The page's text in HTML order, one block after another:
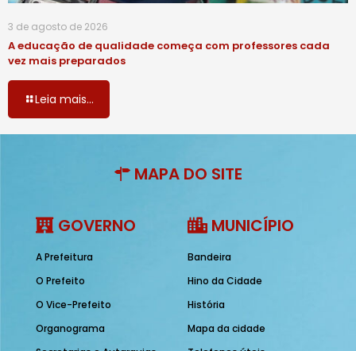
3 de agosto de 2026
A educação de qualidade começa com professores cada
vez mais preparados
Leia mais...
MAPA DO SITE
GOVERNO
A Prefeitura
O Prefeito
O Vice-Prefeito
Organograma
MUNICÍPIO
Bandeira
Hino da Cidade
História
Mapa da cidade